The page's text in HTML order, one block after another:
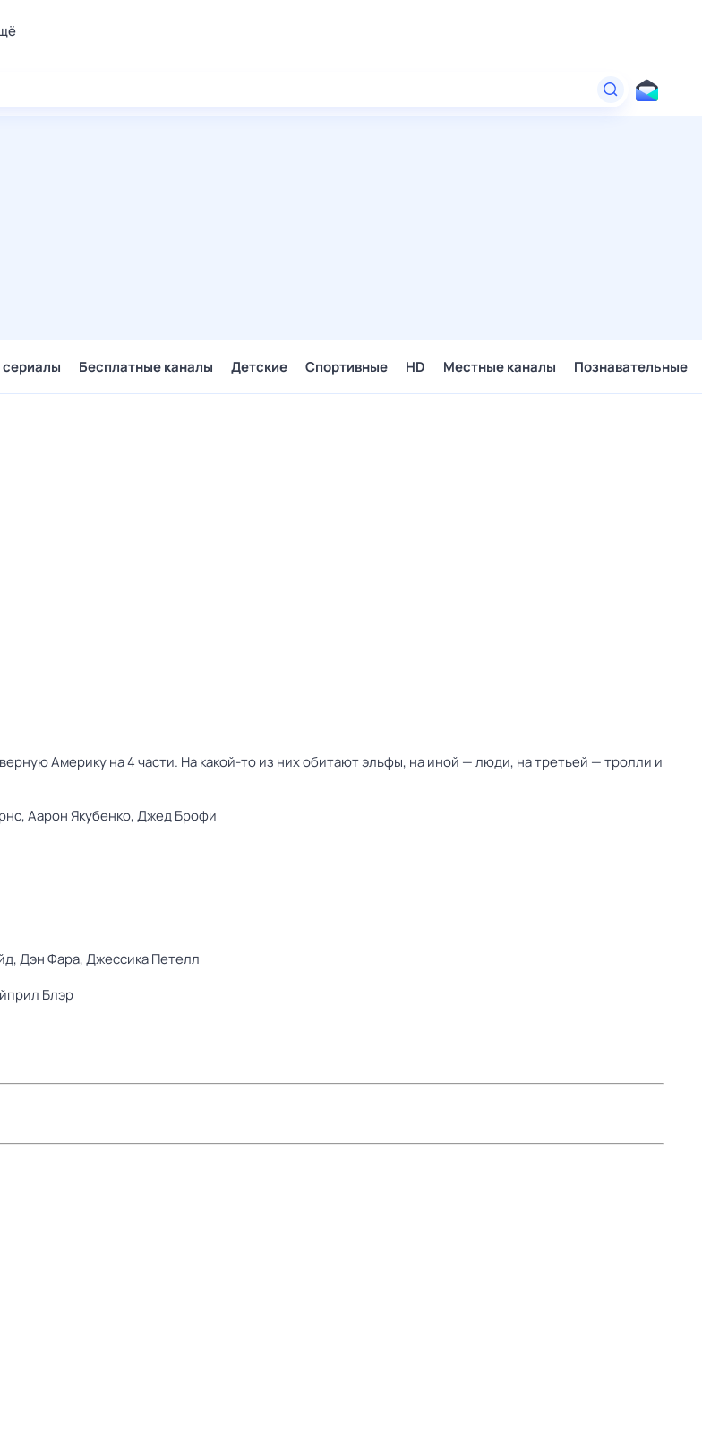
сериалы Бесплатные каналы Детские Спортивные HD Местные каналы Познавательные
Америку на 4 части. На какой-то из них обитают эльфы, на иной — люди, на третьей — тролли и
Аарон Якубенко,Джед Брофи
Дэн Фара,Джессика Петелл
Блэр